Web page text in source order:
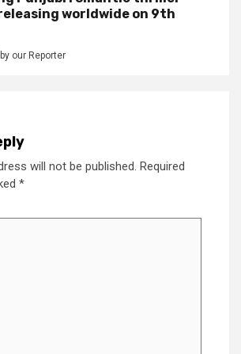
worldwide on 9th
by our Reporter
will not be published. Required
*